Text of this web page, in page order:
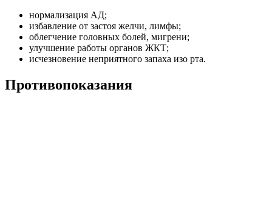
нормализация АД;
избавление от застоя желчи, лимфы;
облегчение головных болей, мигрени;
улучшение работы органов ЖКТ;
исчезновение неприятного запаха изо рта.
Противопоказания